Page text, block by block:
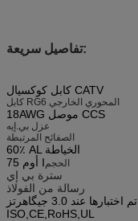
تفاصيل سريعة:
كابل كوكسيال CATV
كابل RG6 المحوري الخارجي
18AWG موصل CCS
عزل بي.إيه
الصفائح المرتبطة
60٪ AL الخياطة
75 أوم Iالحجم
سترة بي إي
رسالة من الفولاذ
تم اختبارها عند 3.0 جيگاهرتز
ISO,CE,RoHS,UL